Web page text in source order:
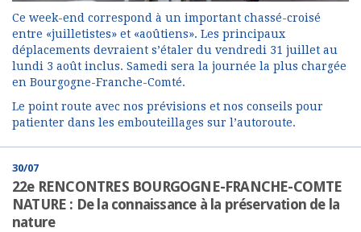
Ce week-end correspond à un important chassé-croisé
entre «juilletistes» et «aoûtiens». Les principaux
déplacements devraient s’étaler du vendredi 31 juillet au
lundi 3 août inclus. Samedi sera la journée la plus chargée
en Bourgogne-Franche-Comté.
Le point route avec nos prévisions et nos conseils pour
patienter dans les embouteillages sur l’autoroute.
30/07
22e RENCONTRES BOURGOGNE-FRANCHE-COMTE
NATURE : De la connaissance à la préservation de la
nature